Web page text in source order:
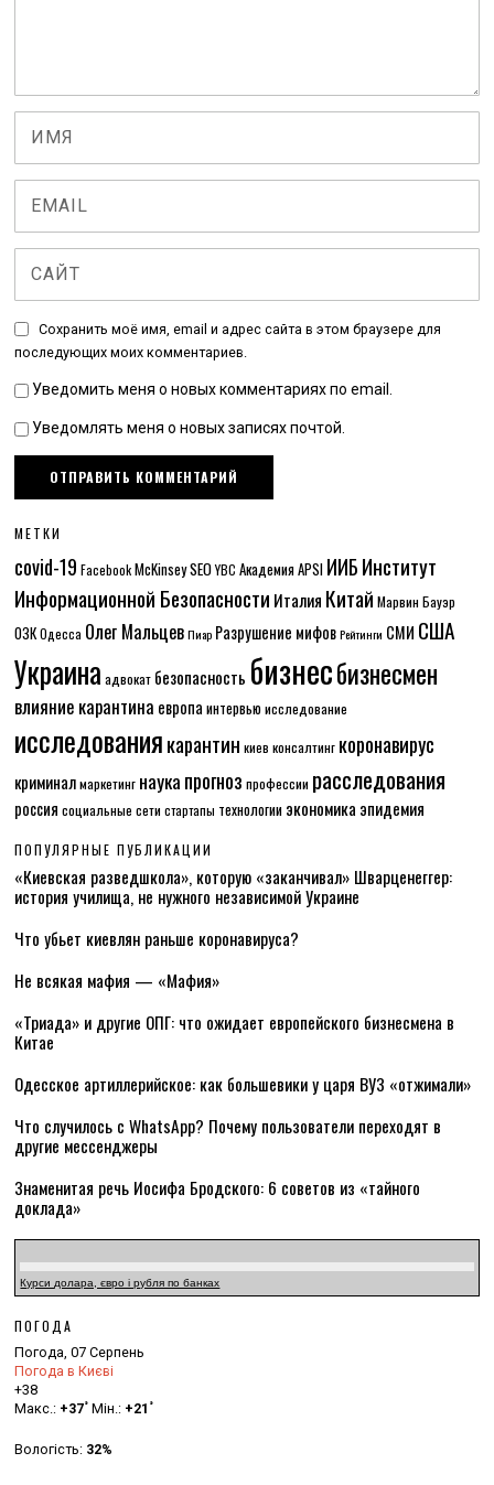
Сохранить моё имя, email и адрес сайта в этом браузере для
последующих моих комментариев.
Уведомить меня о новых комментариях по email.
Уведомлять меня о новых записях почтой.
МЕТКИ
covid-19 Facebook McKinseySEO YBC Академия APSI ИИБИнститут
Информационной Безопасности Италия Китай Марвин Бауэр
ОЗК Одесса Олег Мальцев Пиар Разрушение мифов Рейтинги СМИ США
Украина адвокат безопасность бизнесбизнесмен
влияние карантина европа интервьюисследование
исследованиякарантин киев консалтинг коронавирус
криминалмаркетинг наукапрогноз профессии расследования
россия социальные сети стартапы технологии экономика эпидемия
ПОПУЛЯРНЫЕ ПУБЛИКАЦИИ
«Киевская разведшкола», которую «заканчивал» Шварценеггер:
история училища, не нужного независимой Украине
Что убьет киевлян раньше коронавируса?
Не всякая мафия — «Мафия»
«Триада» и другие ОПГ: что ожидает европейского бизнесмена в
Китае
Одесское артиллерийское: как большевики у царя ВУЗ «отжимали»
Что случилось с WhatsApp? Почему пользователи переходят в
другие мессенджеры
Знаменитая речь Иосифа Бродского: 6 советов из «тайного
доклада»
Курси долара, євро і рубля по банках
ПОГОДА
Погода, 07 Серпень
Погода в Києві
+38
Макс.: +37° Мін.: +21 °
Вологість: 32%